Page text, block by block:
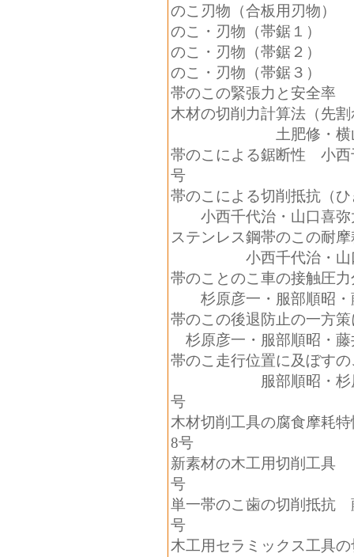
のこ刃物（合板用刃
のこ・刃物（帯鋸１
のこ・刃物（帯鋸２
のこ・刃物（帯鋸３
帯のこの緊張力と安
木材の切削力計算法（先
土肥修・横
帯のこによる鋸断性 小西
号
帯のこによる切削抵抗（
小西千代治・山
ステンレス鋼帯のこの耐
小西千代治・山口
帯のことのこ車の接触圧
杉原彦一・服部順
帯のこの後退防止の一
杉原彦一・服部順昭
帯のこ走行位置に及ぼす
服部順昭・杉原
号
木材切削工具の腐食摩耗
8号
新素材の木工用切
号
単一帯のこ歯の切削抵抗
号
木工用セラミックス工具